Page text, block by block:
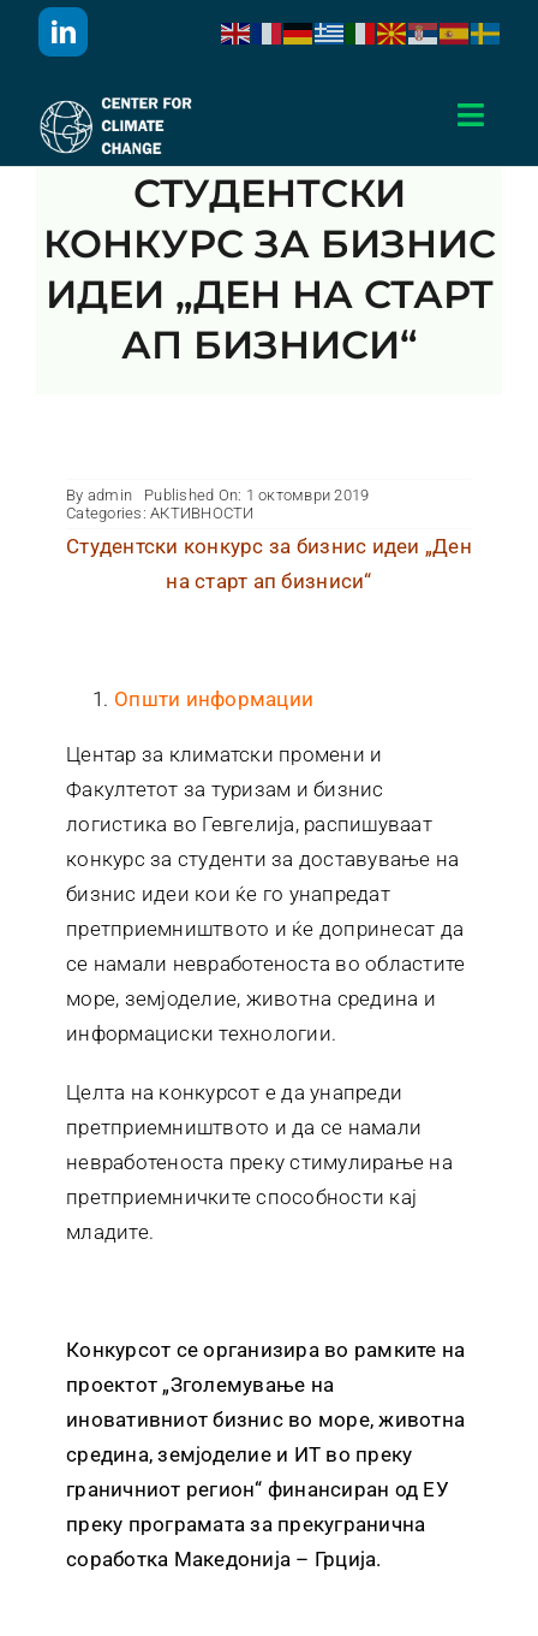
За Нас
Активности
Публикации
СТУДЕНТСКИ
КОНКУРС ЗА БИЗНИС
ИДЕИ „ДЕН НА СТАРТ
АП БИЗНИСИ“
By admin
Published On: 1 октомври 2019
Categories:АКТИВНОСТИ
Студентски конкурс за бизнис идеи „Ден
на старт ап бизниси“
Општи информации
Центар за климатски промени и
Факултетот за туризам и бизнис
логистика во Гевгелија, распишуваат
конкурс за студенти за доставување на
бизнис идеи кои ќе го унапредат
претприемништвото и ќе допринесат да
се намали невработеноста во областите
море, земјоделие, животна средина и
информациски технологии.
Целта на конкурсот е да унапреди
претприемништвото и да се намали
невработеноста преку стимулирање на
претприемничките способности кај
младите.
Конкурсот се организира во рамките на
проектот „Зголемување на
иновативниот бизнис во море, животна
средина, земјоделие и ИТ во преку
граничниот регион“ финансиран од ЕУ
преку програмата за прекугранична
соработка Македонија – Грција.